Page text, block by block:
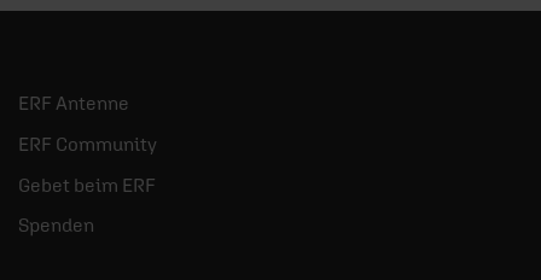
ERF Antenne
ERF Community
Gebet beim ERF
Spenden